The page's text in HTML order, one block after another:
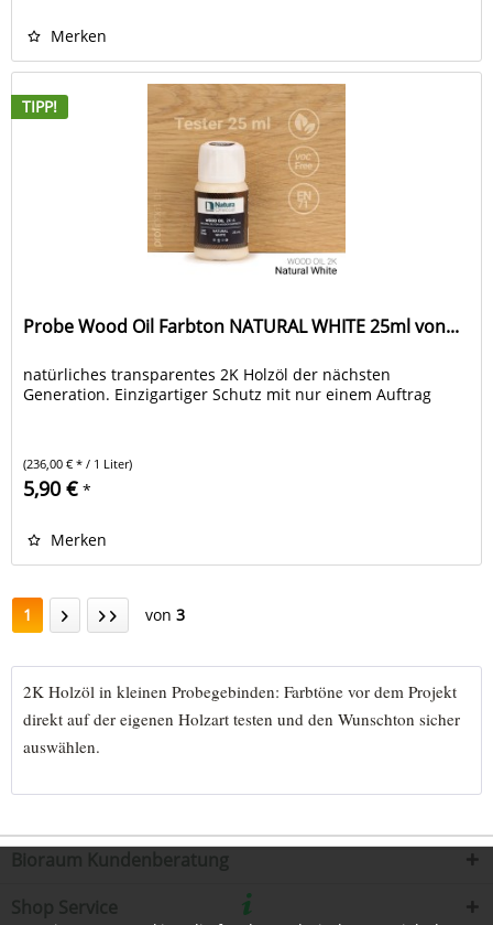
Merken
TIPP!
Probe Wood Oil Farbton NATURAL WHITE 25ml von...
natürliches transparentes 2K Holzöl der nächsten
Generation. Einzigartiger Schutz mit nur einem Auftrag
(236,00 € * / 1 Liter)
5,90 € *
Merken
1 von 3
2K Holzöl in kleinen Probegebinden: Farbtöne vor dem Projekt
direkt auf der eigenen Holzart testen und den Wunschton sicher
auswählen.